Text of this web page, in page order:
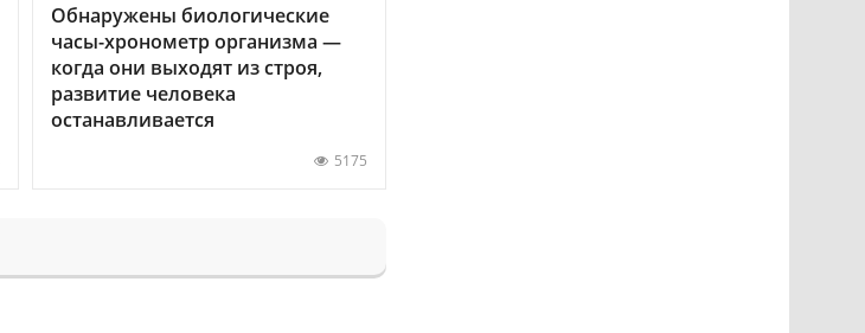
Обнаружены биологические
часы-хронометр организма —
когда они выходят из строя,
развитие человека
останавливается
5175